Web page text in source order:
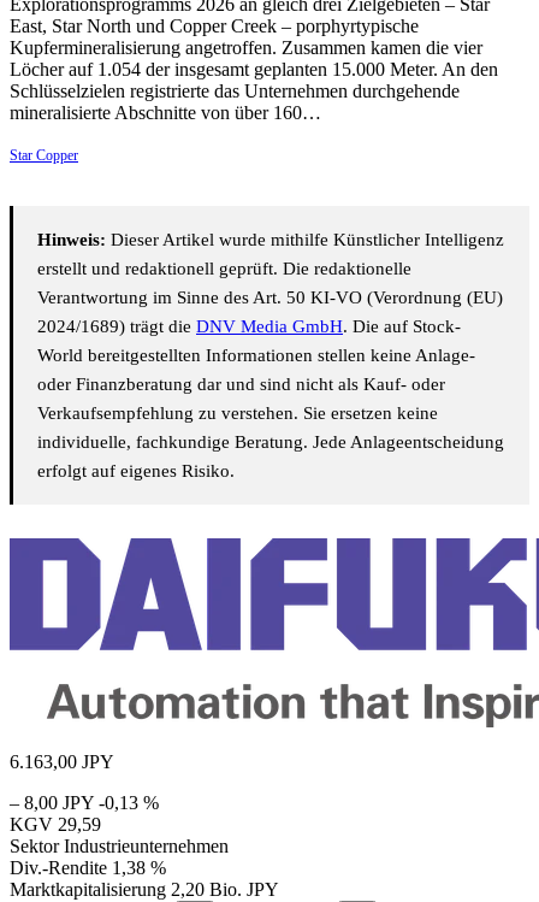
Explorationsprogramms 2026 an gleich drei Zielgebieten – Star
East, Star North und Copper Creek – porphyrtypische
Kupfermineralisierung angetroffen. Zusammen kamen die vier
Löcher auf 1.054 der insgesamt geplanten 15.000 Meter. An den
Schlüsselzielen registrierte das Unternehmen durchgehende
mineralisierte Abschnitte von über 160…
Star Copper
Hinweis: Dieser Artikel wurde mithilfe Künstlicher Intelligenz
erstellt und redaktionell geprüft. Die redaktionelle
Verantwortung im Sinne des Art. 50 KI-VO (Verordnung (EU)
2024/1689) trägt die DNV Media GmbH. Die auf Stock-
World bereitgestellten Informationen stellen keine Anlage-
oder Finanzberatung dar und sind nicht als Kauf- oder
Verkaufsempfehlung zu verstehen. Sie ersetzen keine
individuelle, fachkundige Beratung. Jede Anlageentscheidung
erfolgt auf eigenes Risiko.
6.163,00 JPY
– 8,00 JPY -0,13 %
KGV 29,59
Sektor Industrieunternehmen
Div.-Rendite 1,38 %
Marktkapitalisierung 2,20 Bio. JPY